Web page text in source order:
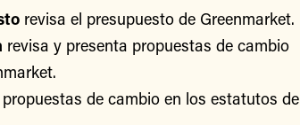
revisa el presupuesto de Greenmarket.
revisa y presenta propuestas de cambio
de cambio en los estatutos de